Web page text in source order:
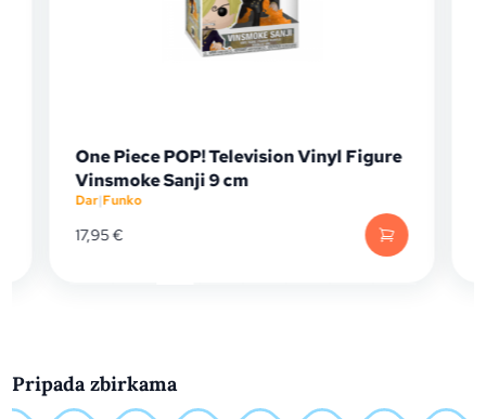
One Piece POP! Television Vinyl Figure
Vinsmoke Sanji 9 cm
Dar|Funko
17,95€
Pripada zbirkama